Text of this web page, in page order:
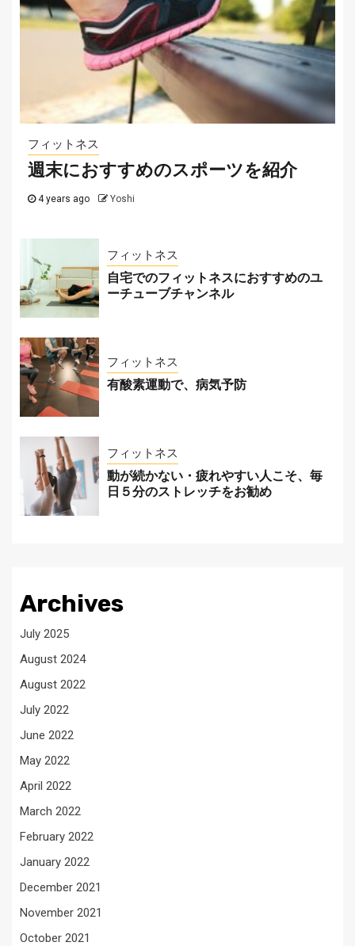
サッカーテーマのカジノゲームを紹介！
2025-07-29
フィットネス
週末におすすめのスポーツを紹介
4 years ago Yoshi
フィットネス
自宅でのフィットネスにおすすめのユ
ーチューブチャンネル
フィットネス
有酸素運動で、病気予防
フィットネス
動が続かない・疲れやすい人こそ、毎
日５分のストレッチをお勧め
Archives
July 2025
August 2024
August 2022
July 2022
June 2022
May 2022
April 2022
March 2022
February 2022
January 2022
December 2021
November 2021
October 2021